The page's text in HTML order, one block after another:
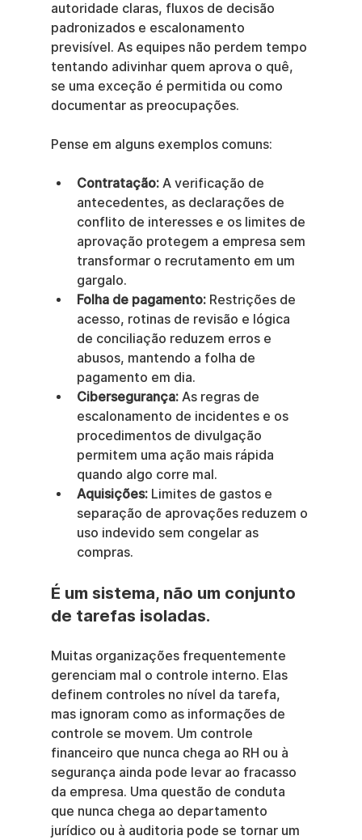
autoridade claras, fluxos de decisão
padronizados e escalonamento
previsível. As equipes não perdem tempo
tentando adivinhar quem aprova o quê,
se uma exceção é permitida ou como
documentar as preocupações.
Pense em alguns exemplos comuns:
Contratação: A verificação de
antecedentes, as declarações de
conflito de interesses e os limites de
aprovação protegem a empresa sem
transformar o recrutamento em um
gargalo.
Folha de pagamento: Restrições de
acesso, rotinas de revisão e lógica
de conciliação reduzem erros e
abusos, mantendo a folha de
pagamento em dia.
Cibersegurança: As regras de
escalonamento de incidentes e os
procedimentos de divulgação
permitem uma ação mais rápida
quando algo corre mal.
Aquisições: Limites de gastos e
separação de aprovações reduzem o
uso indevido sem congelar as
compras.
É um sistema, não um conjunto
de tarefas isoladas.
Muitas organizações frequentemente
gerenciam mal o controle interno. Elas
definem controles no nível da tarefa,
mas ignoram como as informações de
controle se movem. Um controle
financeiro que nunca chega ao RH ou à
segurança ainda pode levar ao fracasso
da empresa. Uma questão de conduta
que nunca chega ao departamento
jurídico ou à auditoria pode se tornar um